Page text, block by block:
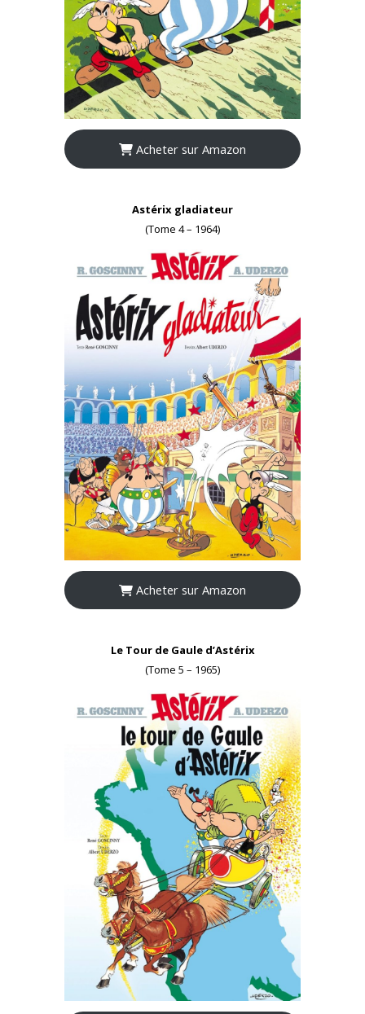
Acheter sur Amazon
Astérix gladiateur
(Tome 4 – 1964)
Acheter sur Amazon
Le Tour de Gaule d’Astérix
(Tome 5 – 1965)